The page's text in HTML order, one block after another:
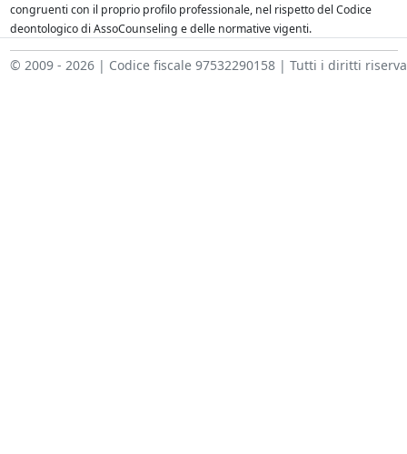
congruenti con il proprio profilo professionale, nel rispetto del Codice
deontologico di AssoCounseling e delle normative vigenti.
© 2009 - 2026 | Codice fiscale 97532290158 | Tutti i diritti